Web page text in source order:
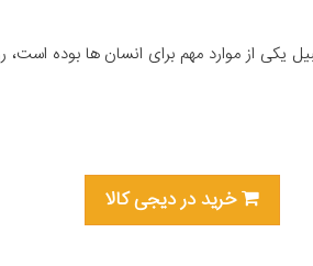
یکی از موارد مهم برای انسان ها بوده
خرید در دیجی کالا